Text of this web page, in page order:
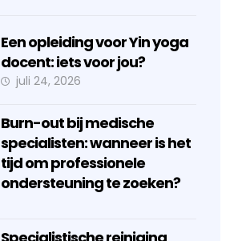
Een opleiding voor Yin yoga
docent: iets voor jou?
juli 24, 2026
Burn-out bij medische
specialisten: wanneer is het
tijd om professionele
ondersteuning te zoeken?